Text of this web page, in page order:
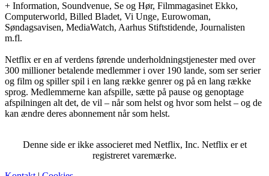
+ Information, Soundvenue, Se og Hør, Filmmagasinet Ekko,
Computerworld, Billed Bladet, Vi Unge, Eurowoman,
Søndagsavisen, MediaWatch, Aarhus Stiftstidende, Journalisten
m.fl.
Netflix er en af verdens førende underholdningstjenester med over
300 millioner betalende medlemmer i over 190 lande, som ser serier
og film og spiller spil i en lang række genrer og på en lang række
sprog. Medlemmerne kan afspille, sætte på pause og genoptage
afspilningen alt det, de vil – når som helst og hvor som helst – og de
kan ændre deres abonnement når som helst.
Denne side er ikke associeret med Netflix, Inc. Netflix er et
registreret varemærke.